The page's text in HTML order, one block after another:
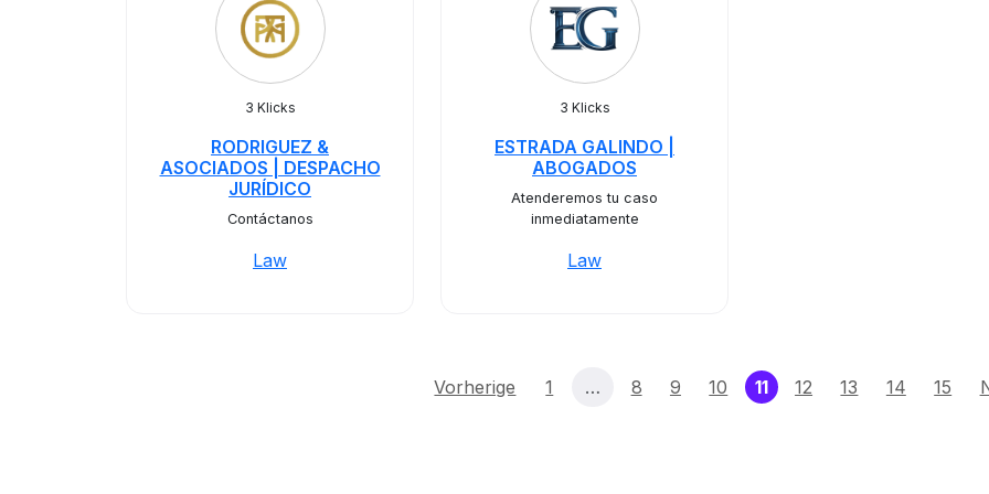
3 Klicks
RODRIGUEZ &
ASOCIADOS | DESPACHO
JURÍDICO
Contáctanos
Law
3 Klicks
ESTRADA GALINDO |
ABOGADOS
Atenderemos tu caso
inmediatamente
Law
Vorherige 1 … 8 9 10 11(current)
12 13 14 15